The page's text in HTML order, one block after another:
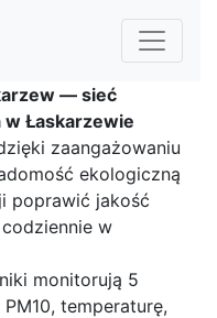
— sieć
Łaskarzewie
zaangażowaniu
ekologiczną
poprawić jakość
w
monitorują 5
temperaturę,